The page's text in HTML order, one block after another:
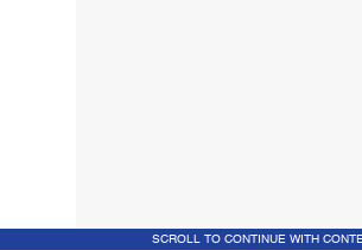
SCROLL TO CONTINUE WITH